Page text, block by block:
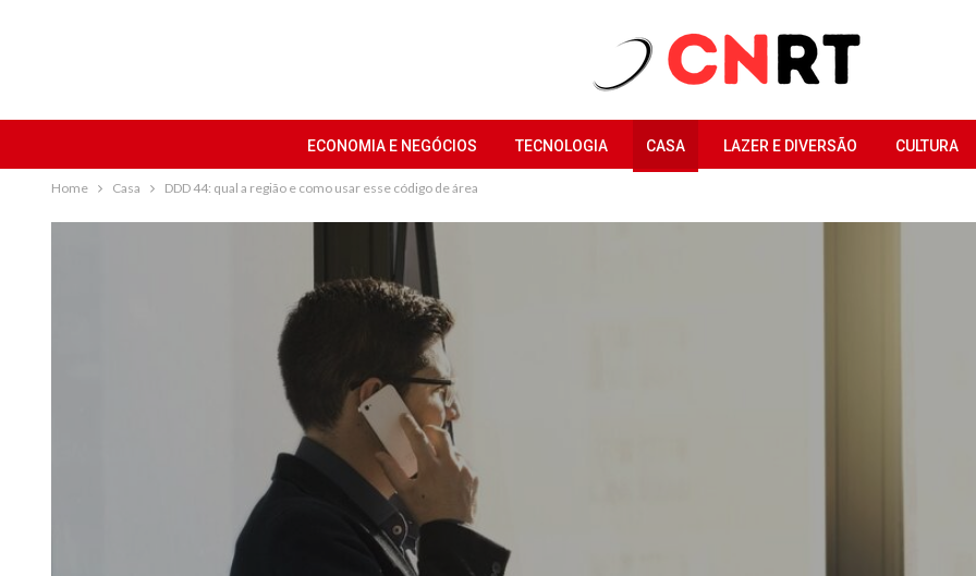
ECONOMIA E NEGÓCIOS TECNOLOGIA CASA LAZER E DIVERSÃO CULTURA
Home Casa DDD 44: qual a região e como usar esse código de área